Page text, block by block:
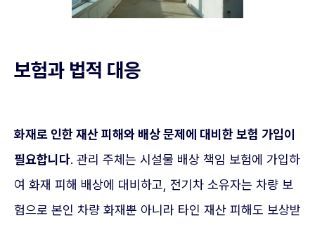
보험과 법적 대응
화재로 인한 재산 피해와 배상 문제에 대비한 보험 가입이
필요합니다. 관리 주체는 시설물 배상 책임 보험에 가입하
여 화재 피해 배상에 대비하고, 전기차 소유자는 차량 보
험으로 본인 차량 화재뿐 아니라 타인 재산 피해도 보상받